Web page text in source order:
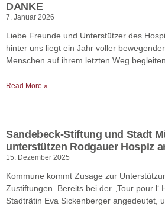
DANKE
7. Januar 2026
Liebe Freunde und Unterstützer des
hinter uns liegt ein Jahr voller
Menschen auf ihrem letzten Weg
Read More »
Sandebeck-Stiftung und Stadt
unterstützen Rodgauer Hospiz
15. Dezember 2025
Kommune kommt Zusage zur
Zustiftungen Bereits bei der „Tour pour l‘
Stadträtin Eva Sickenberger angedeutet,